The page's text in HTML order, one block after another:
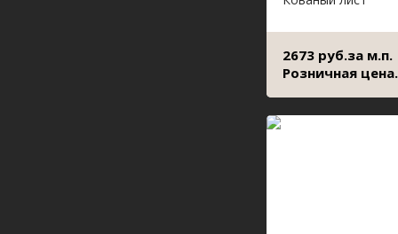
2673 руб.за м.п.
Розничная цена.